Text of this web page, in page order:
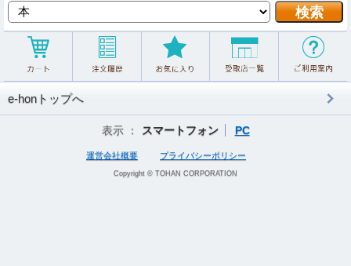
e-honトップへ
表示 ： スマートフォン PC
運営会社概要 プライバシーポリシー
Copyright © TOHAN CORPORATION